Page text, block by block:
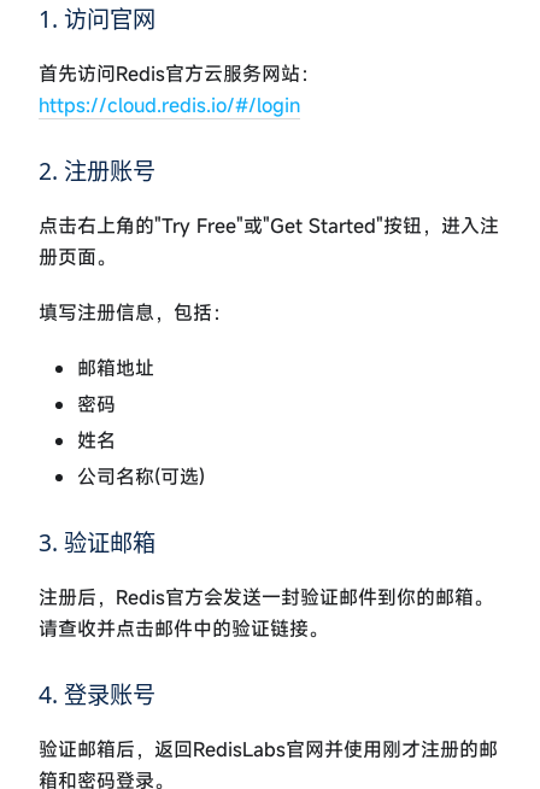
1. 访问官网
首先访问Redis官方云服务网站：
https://cloud.redis.io/#/login
2. 注册账号
点击右上角的"Try Free"或"Get Started"按钮，进入注
册页面。
填写注册信息，包括：
邮箱地址
密码
姓名
公司名称(可选)
3. 验证邮箱
注册后，Redis官方会发送一封验证邮件到你的邮箱。
请查收并点击邮件中的验证链接。
4. 登录账号
验证邮箱后，返回RedisLabs官网并使用刚才注册的邮
箱和密码登录。